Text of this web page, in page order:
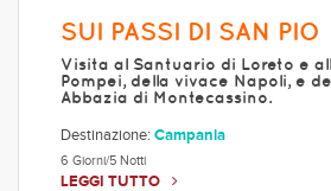
SUI PASSI DI SAN PIO
Visita al Santuario di Loreto e
Pompei, della vivace Napoli, e
Abbazia di Montecassino.
Destinazione: Campania
6 Giorni/5 Notti
LEGGI TUTTO